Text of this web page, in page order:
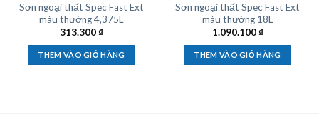
Sơn ngoại thất Spec Fast Ext
màu thường 4,375L
313.300₫
THÊM VÀO GIỎ HÀNG
Sơn ngoại thất Spec Fast Ext
màu thường 18L
1.090.100₫
THÊM VÀO GIỎ HÀNG